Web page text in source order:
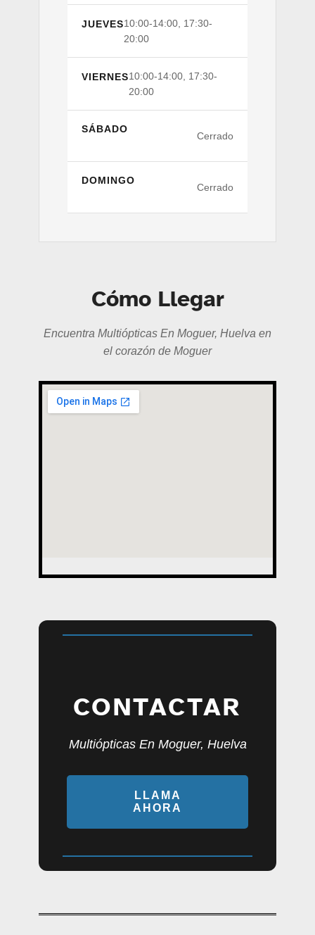
JUEVES10:00-14:00, 17:30-
20:00
VIERNES10:00-14:00, 17:30-
20:00
SÁBADO
Cerrado
DOMINGO
Cerrado
Cómo Llegar
Encuentra Multiópticas En Moguer, Huelva en
el corazón de Moguer
CONTACTAR
Multiópticas En Moguer, Huelva
LLAMA
AHORA